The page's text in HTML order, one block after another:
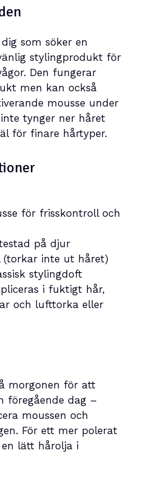
som söker en
stylingprodukt för
Den fungerar
men kan också
mousse under
tynger ner håret
för finare hårtyper.
för frisskontroll och
på djur
(torkar inte ut håret)
stylingdoft
i fuktigt hår,
och lufttorka eller
morgonen för att
föregående dag –
moussen och
För ett mer polerat
lätt hårolja i